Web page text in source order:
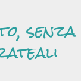
senza